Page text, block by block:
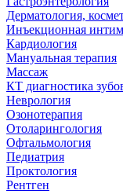
Дерматология,
Инъекционная
Кардиология
Мануальная терапия
Массаж
КТ диагностика
Неврология
Озонотерапия
Отоларингология
Офтальмология
Педиатрия
Проктология
Рентген